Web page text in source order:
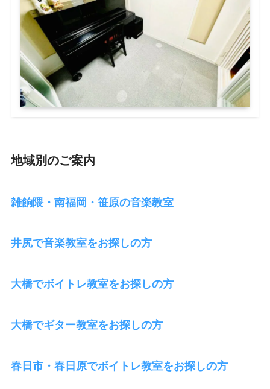
地域別のご案内
雑餉隈・南福岡・笹原の音楽教室
井尻で音楽教室をお探しの方
大橋でボイトレ教室をお探しの方
大橋でギター教室をお探しの方
春日市・春日原でボイトレ教室をお探しの方